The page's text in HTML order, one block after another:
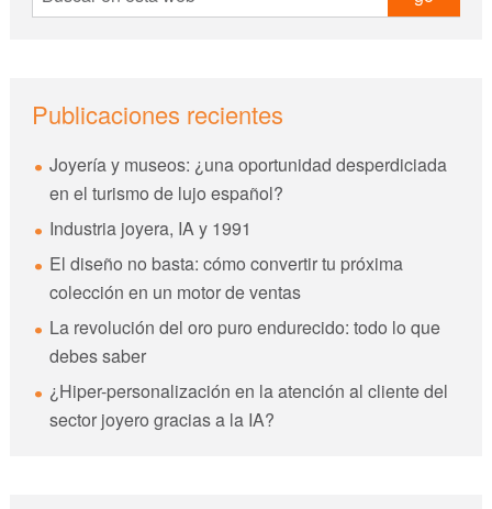
en
Publicaciones recientes
Joyería y museos: ¿una oportunidad desperdiciada
en el turismo de lujo español?
Industria joyera, IA y 1991
El diseño no basta: cómo convertir tu próxima
colección en un motor de ventas
La revolución del oro puro endurecido: todo lo que
debes saber
¿Hiper-personalización en la atención al cliente del
sector joyero gracias a la IA?